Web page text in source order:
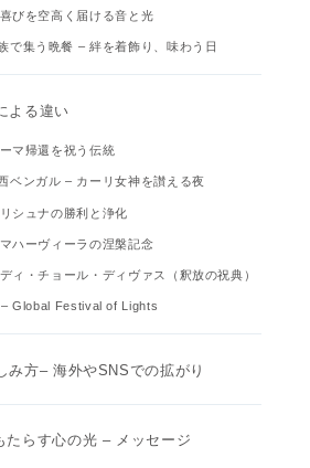
びを空高く届ける音と光
で集う晩餐 – 絆を着飾り、味わう日
よる違い
マ帰還を祝う伝統
ベンガル – カーリ女神を讃える夜
シュナの勝利と浄化
ハーヴィーラの涅槃記念
ィ・チョール・ディヴァス（釈放の祝典）
Global Festival of Lights
み方– 海外やSNSでの拡がり
たらす心の光 – メッセージ